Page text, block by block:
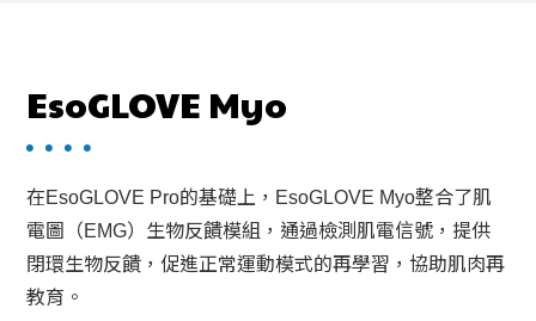
EsoGLOVE Myo
在EsoGLOVE Pro的基礎上，EsoGLOVE Myo整合了肌
電圖（EMG）生物反饋模組，通過檢測肌電信號，提供
閉環生物反饋，促進正常運動模式的再學習，協助肌肉再
教育。